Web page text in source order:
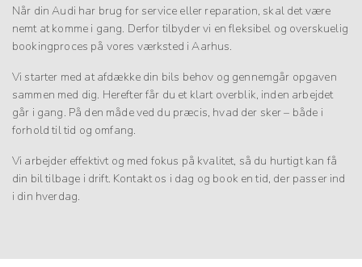
Når din Audi har brug for service eller reparation, skal det være
nemt at komme i gang. Derfor tilbyder vi en fleksibel og overskuelig
bookingproces på vores værksted i Aarhus.
Vi starter med at afdække din bils behov og gennemgår opgaven
sammen med dig. Herefter får du et klart overblik, inden arbejdet
går i gang. På den måde ved du præcis, hvad der sker – både i
forhold til tid og omfang.
Vi arbejder effektivt og med fokus på kvalitet, så du hurtigt kan få
din bil tilbage i drift. Kontakt os i dag og book en tid, der passer ind
i din hverdag.